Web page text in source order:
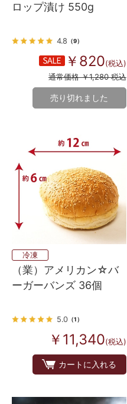
ロップ漬け 550g
4.8 （9）
￥820(税込)
通常価格 ￥1,280 税込
売り切れました
冷凍
（業）アメリカン☆バ
ーガーバンズ 36個
5.0（1）
￥11,340(税込)
カートに入れる